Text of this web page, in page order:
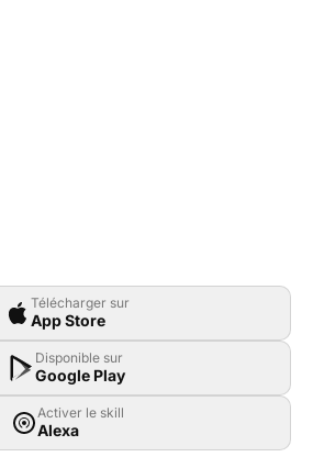
Télécharger sur
App Store
Disponible sur
Google Play
Activer le skill
Alexa